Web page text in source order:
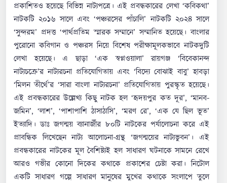
প্রকাশিতও হয়েছে বিভিন্ন নাট্যপত্রে। এই প্রবন্ধকারের লেখা ‘কবিকথা’
নাটকটি ২০১৬ সালে এবং ‘পঞ্চরসের পাঁচালি’ নাটকটি ২০২৪ সালে
‘সুন্দরম’ প্রদত্ত ‘পার্থপ্রতিম স্মারক সম্মানে’ সম্মানিত হয়েছে। বাংলার
পুরোনো কবিগান ও পঞ্চরস নিয়ে বিশেষ পরীক্ষামূলকভাবে নাটকদুটি
লেখা হয়েছে। এ ছাড়া ‘এক স্বপ্নওয়ালা’ রায়গঞ্জ ‘বিবেকানন্দ
নাট্যচক্রে’র নাট্যরচনা প্রতিযোগিতায় এবং ‘বিদ্যে বোঝাই বাবু’ হাবড়া
‘মিলন তীর্থে’র ‘সারা বাংলা নাট্যরচনা’ প্রতিযোগিতায় পুরস্কৃত হয়েছে।
এই প্রবন্ধকারের উল্লেখ্য কিছু নাটক হল ‘হৃদয়পুর কত দূর’, ‘মানব-
জমিন’, ‘লাশ’, ‘পাশাপাশি ঠাসাঠাসি’, ‘মরণ রে’, ‘এক যে ছিল ভূত’
ইত্যাদি। ডাঃ জগন্ময় ব্যানার্জীর ৮০টি নাটকের পর্যালোচনা করে এই
প্রাবন্ধিক লিখেছেন নাট্য আলোচনা-গ্রন্থ ‘জগন্ময়ের নাট্যভুবন’। এই
প্রবন্ধকারের নাটকের মূল বৈশিষ্ট্যই হল সাধারণ ঘটনাকে সামনে রেখে
আরও গভীর কোনো দিকের কথাকে প্রকাশের চেষ্টা করা। নিটোল
একটি সাধারণ গল্পে সাধারণ মানুষের মুখের কথাকে সংলাপে তুলে